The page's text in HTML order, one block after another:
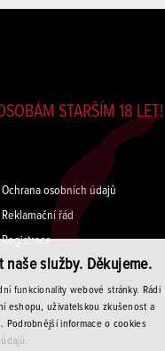
STARŠÍM 18 LET!
Ochrana osobních údajů
Reklamační řád
Registrace
Hodnocení vín
Pravidla soutěže
služby. Děkujeme.
funkcionality webové stránky. Rádi
eshopu, uživatelskou zkušenost a
Podrobnější informace o cookies